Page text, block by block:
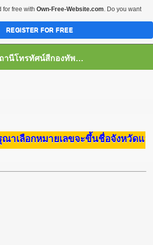
สถานีโทรทัศน์สีกองทัพบกช่อง7 จ.ภูเก็ต
ณาเลือกหมายเลขจะขึ้นชื่อจังหวัดแล้
for free with Own-Free-Website.com. Do you want
REGISTER FOR FREE